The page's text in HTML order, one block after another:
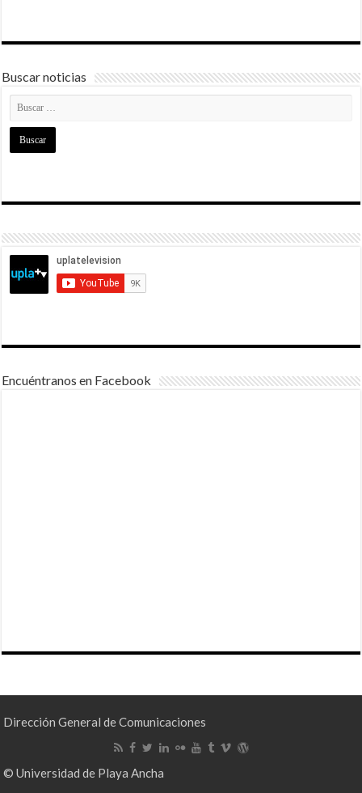
Buscar noticias
Encuéntranos en Facebook
Dirección General de Comunicaciones
© Universidad de Playa Ancha